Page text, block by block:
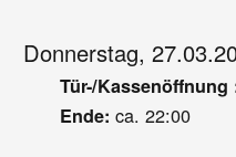
Donnerstag,
Tür-/Kassenöffnung
Ende: ca. 22:00